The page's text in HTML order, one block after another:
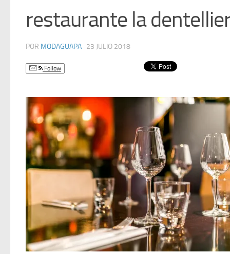
restaurante la
POR MODAGUAPA · 23 JULIO 2018
Follow